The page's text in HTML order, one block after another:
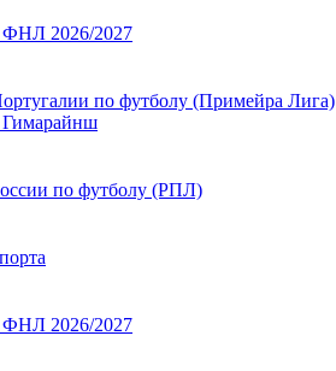
ФНЛ 2026/2027
по футболу (Примейра Лига)
по футболу (РПЛ)
ФНЛ 2026/2027